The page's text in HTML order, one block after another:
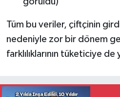
Tüm bu veriler, çiftçinin
nedeniyle zor bir dönem
farklılıklarının tüketiciye de